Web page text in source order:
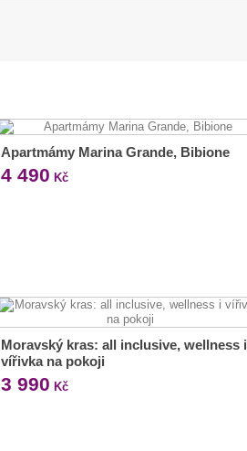
Apartmámy Marina Grande, Bibione
4 490 Kč
Moravský kras: all inclusive, wellness i
vířivka na pokoji
3 990 Kč